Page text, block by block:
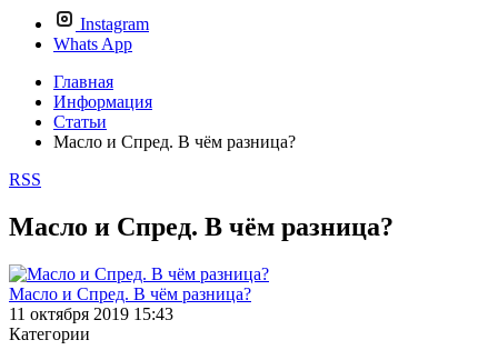
Instagram
Whats App
Главная
Информация
Статьи
Масло и Спред. В чём разница?
RSS
Масло и Спред. В чём разница?
Масло и Спред. В чём разница?
11 октября 2019 15:43
Категории